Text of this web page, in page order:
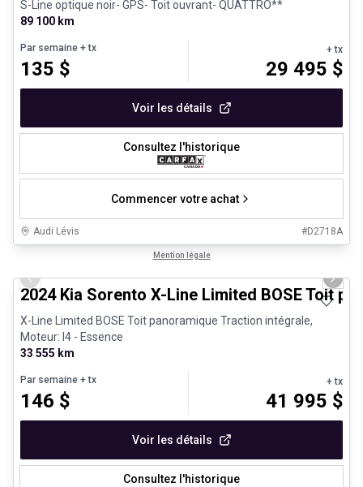
S-Line optique noir- GPS- Toit ouvrant- QUATTRO**
89 100 km
Par semaine + tx
135 $
+ tx
29 495 $
Voir les détails
Consultez l'historique
Commencer votre achat
Audi Lévis #D2718A
Mention légale
Previous slide Next
2024 Kia Sorento X-Line Limited BOSE Toit
X-Line Limited BOSE Toit panoramique Traction intégrale,
Moteur: I4 - Essence
33 555 km
Par semaine + tx
146 $
+ tx
41 995 $
Voir les détails
Consultez l'historique